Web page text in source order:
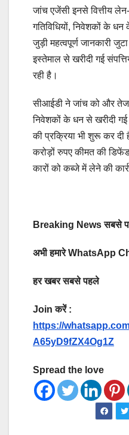
जांच एजेंसी इनसे वित्तीय
गतिविधियों, निवेशकों के
जुड़ी महत्वपूर्ण जानकारी
इस्तेमाल से खरीदी गई
रही है।
सीआईडी ने जांच को और
निवेशकों के धन से खरीदी गई
की प्रक्रिया भी शुरू कर
करोड़ों रुपए कीमत की
कारों को कब्जे में लेने की
Breaking News सबसे
अभी हमारे WhatsApp
हर खबर सबसे पहले
Join करें :
https://
A65yD9fZX4Og1Z
Spread the love